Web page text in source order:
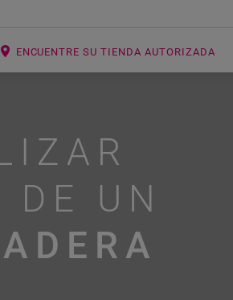
ENCUENTRE SU TIENDA AUTORIZADA
DE UN